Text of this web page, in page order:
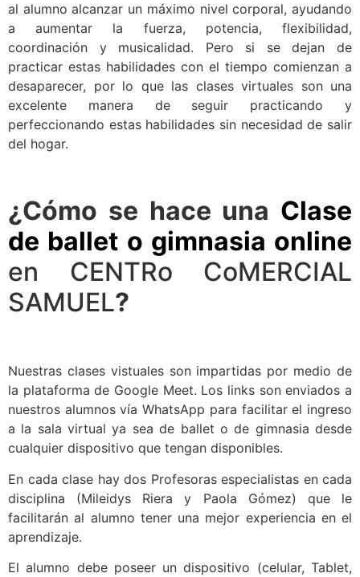
al alumno alcanzar un máximo nivel corporal, ayudando
a aumentar la fuerza, potencia, flexibilidad,
coordinación y musicalidad. Pero si se dejan de
practicar estas habilidades con el tiempo comienzan a
desaparecer, por lo que las clases virtuales son una
excelente manera de seguir practicando y
perfeccionando estas habilidades sin necesidad de salir
del hogar.
¿Cómo se hace una Clase
de ballet o gimnasia online
en CENTRo CoMERCIAL
SAMUEL?
Nuestras clases vistuales son impartidas por medio de
la plataforma de Google Meet. Los links son enviados a
nuestros alumnos vía WhatsApp para facilitar el ingreso
a la sala virtual ya sea de ballet o de gimnasia desde
cualquier dispositivo que tengan disponibles.
En cada clase hay dos Profesoras especialistas en cada
disciplina (Mileidys Riera y Paola Gómez) que le
facilitarán al alumno tener una mejor experiencia en el
aprendizaje.
El alumno debe poseer un dispositivo (celular, Tablet,